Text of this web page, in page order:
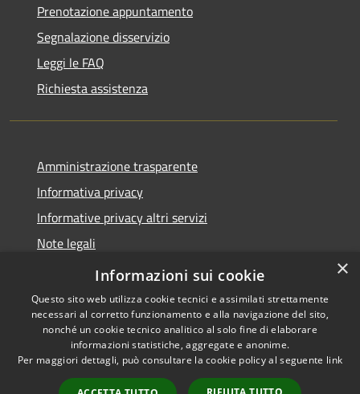
Prenotazione appuntamento
Segnalazione disservizio
Leggi le FAQ
Richiesta assistenza
Amministrazione trasparente
Informativa privacy
Informative privacy altri servizi
Note legali
Dichiarazione di accessibilità
Accessibilità
Copyright © 2026 • Comune di
San Giovanni Lupatoto •
Powered byMunicipium
×
Informazioni sui cookie
Questo sito web utilizza cookie tecnici e assimilati strettamente
necessari al corretto funzionamento e alla navigazione del sito,
nonché un cookie tecnico analitico al solo fine di elaborare
informazioni statistiche, aggregate e anonime.
Per maggiori dettagli, può consultare la cookie policy al seguente link